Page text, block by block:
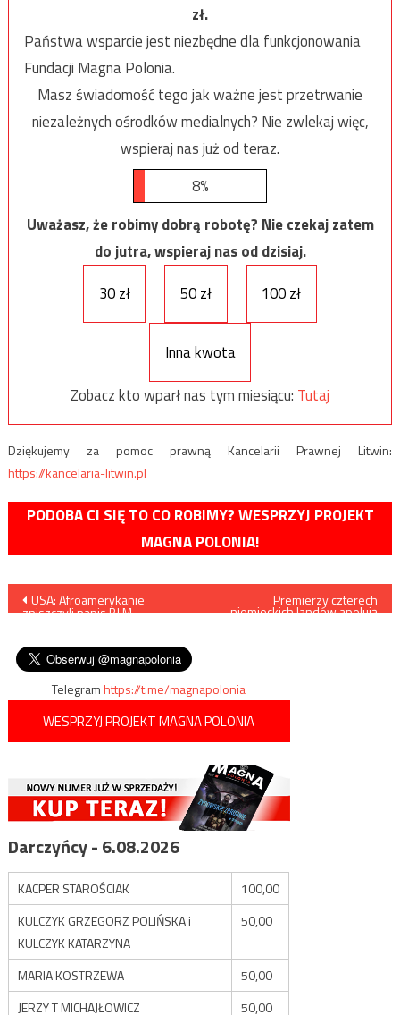
zł.
Państwa wsparcie jest niezbędne dla funkcjonowania
Fundacji Magna Polonia.
Masz świadomość tego jak ważne jest przetrwanie
niezależnych ośrodków medialnych? Nie zwlekaj więc,
wspieraj nas już od teraz.
8%
Uważasz, że robimy dobrą robotę? Nie czekaj zatem
do jutra, wspieraj nas od dzisiaj.
30 zł
50 zł 100 zł
Inna kwota
Zobacz kto wparł nas tym miesiącu: Tutaj
Dziękujemy za pomoc prawną Kancelarii Prawnej Litwin:
https://kancelaria-litwin.pl
PODOBA CI SIĘ TO CO ROBIMY? WESPRZYJ PROJEKT
MAGNA POLONIA!
Nawigacja
wpisu
USA: Afroamerykanie
zniszczyli napis BLM
Premierzy czterech
niemieckich landów apelują
Telegramhttps://t.me/magnapolonia
WESPRZYJ PROJEKT MAGNA POLONIA
Darczyńcy - 6.08.2026
KACPER STAROŚCIAK
100,00
KULCZYK GRZEGORZ POLIŃSKA i
KULCZYK KATARZYNA
50,00
MARIA KOSTRZEWA
50,00
JERZY T MICHAJŁOWICZ
50,00